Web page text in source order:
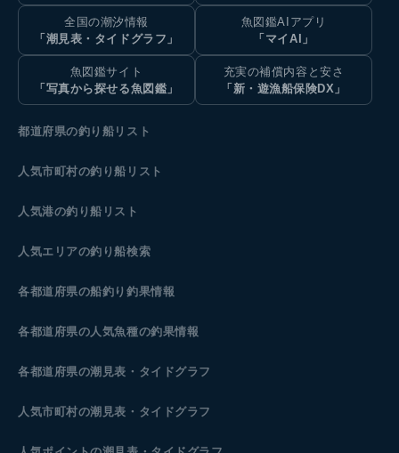
全国の潮汐情報
「潮見表・タイドグラフ」
魚図鑑AIアプリ
「マイAI」
魚図鑑サイト
「写真から探せる魚図鑑」
充実の補償内容と安さ
「新・遊漁船保険DX」
都道府県の釣り船リスト
人気市町村の釣り船リスト
人気港の釣り船リスト
人気エリアの釣り船検索
各都道府県の船釣り釣果情報
各都道府県の人気魚種の釣果情報
各都道府県の潮見表 ・タイドグラフ
人気市町村の潮見表・タイドグラフ